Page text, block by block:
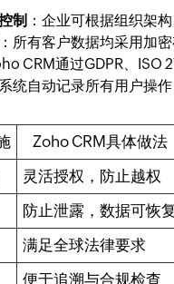
制 ：企业可根据组织架
所有客户数据均采用加
CRM通过GDPR、ISO
统自动记录所有用户操作
Zoho CRM具体做法
灵活授权，防止越权
防止泄露，数据可恢复
满足全球法律要求
便于追溯与合规检查